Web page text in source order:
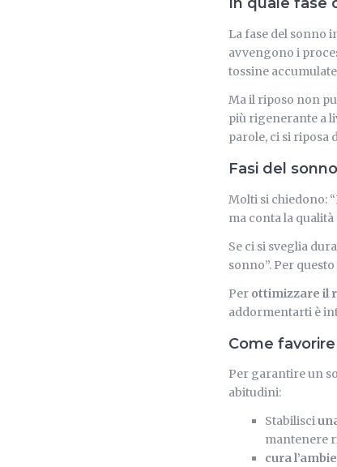
La fase del sonno
avvengono i
tossine
Ma il riposo non
più rigenerante a
parole, ci si riposa
Fasi del
Molti si chiedono: “
ma conta la
Se ci si sveglia
sonno”. Per
Per ottimizzare il
addormentarti è
Come
Per garantire un
abitudini:
Stabilisci
mantenere
cura